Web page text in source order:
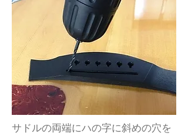
サドルの両端にハの字に斜めの穴を